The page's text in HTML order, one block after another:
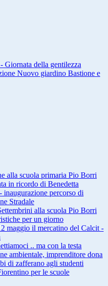
Giornata della gentilezza
Nuovo giardino Bastione e
alla scuola primaria Pio Borri
in ricordo di Benedetta
percorso di
Stradale
alla scuola Pio Borri
per un giorno
maggio il mercatino del Calcit -
.. ma con la testa
ambientale, imprenditore dona
di zafferano agli studenti
per le scuole